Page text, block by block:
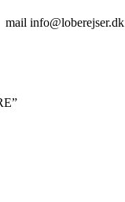
mail info@loberejser.dk